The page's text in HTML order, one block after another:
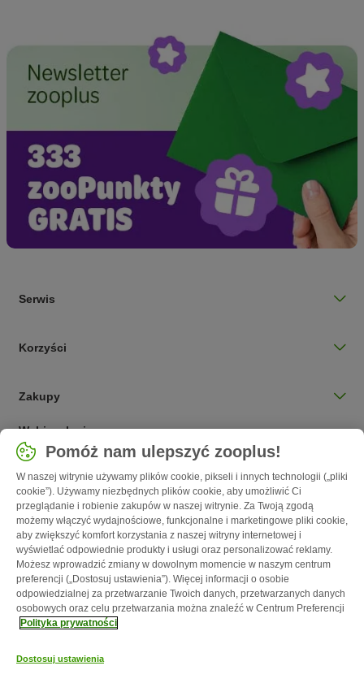
Serwis
Korzyści
Zakupy
Wybierz kraj
Polska / PL
Follow zooplus
O nas Kariera - Kraków
Pomóż nam ulepszyć zooplus!
W naszej witrynie używamy plików cookie, pikseli i innych technologii („pliki
cookie”). Używamy niezbędnych plików cookie, aby umożliwić Ci
przeglądanie i robienie zakupów w naszej witrynie. Za Twoją zgodą
możemy włączyć wydajnościowe, funkcjonalne i marketingowe pliki cookie,
aby zwiększyć komfort korzystania z naszej witryny internetowej i
wyświetlać odpowiednie produkty i usługi oraz personalizować reklamy.
Możesz wprowadzić zmiany w dowolnym momencie w naszym centrum
preferencji („Dostosuj ustawienia”). Więcej informacji o osobie
odpowiedzialnej za przetwarzanie Twoich danych, przetwarzanych danych
osobowych oraz celu przetwarzania można znaleźć w Centrum Preferencji
Polityka prywatności
Dostosuj ustawienia